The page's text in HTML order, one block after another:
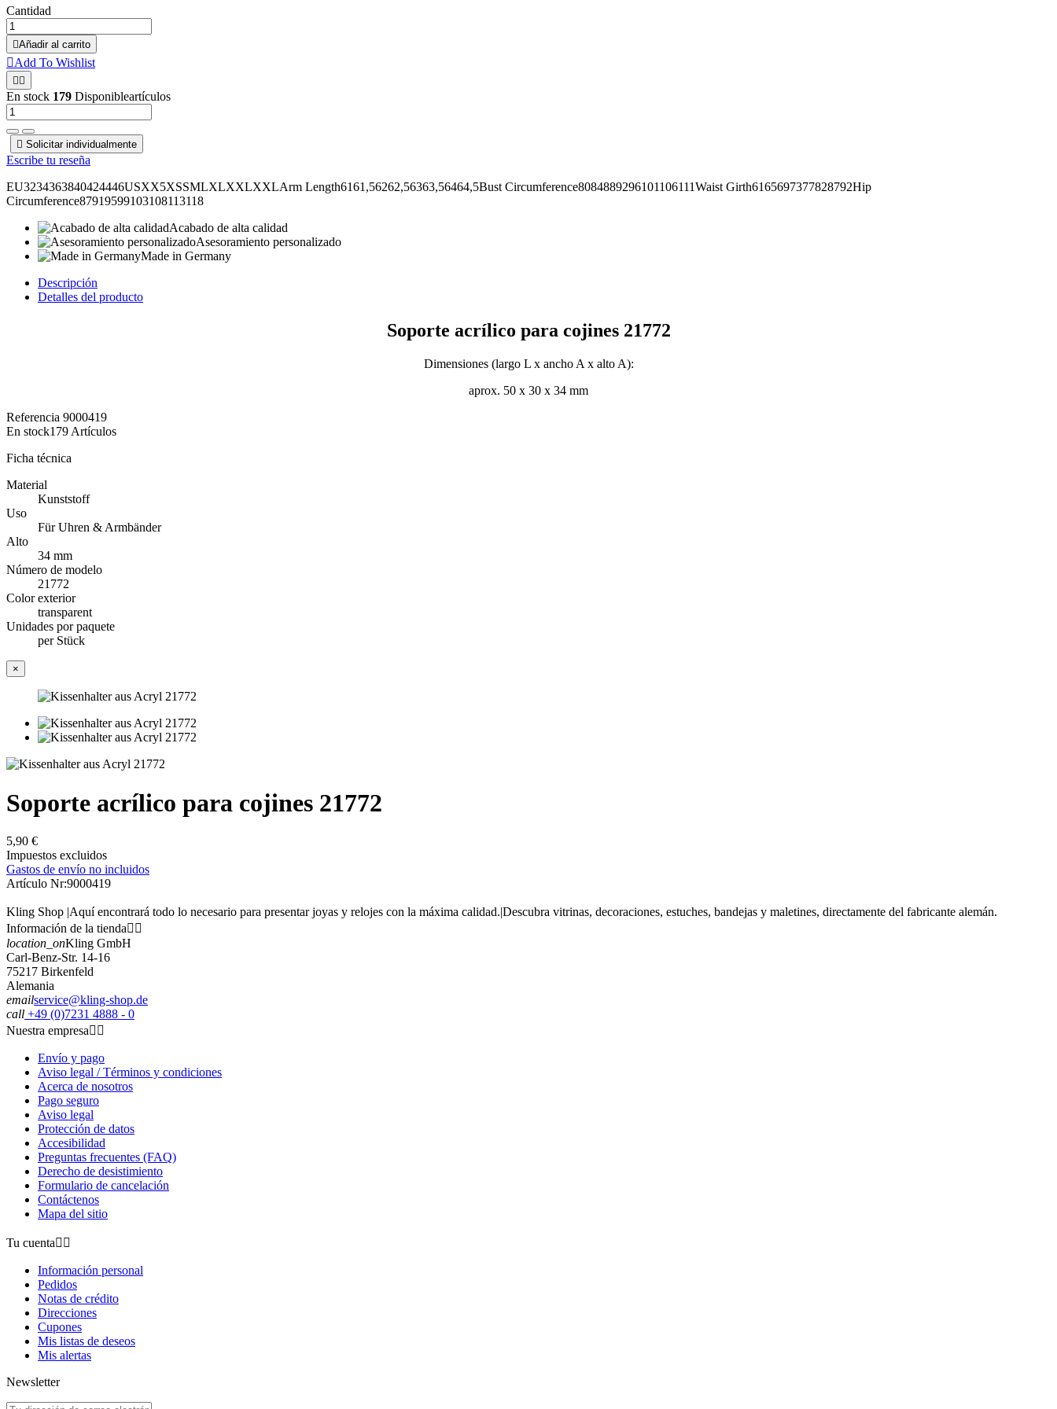
Cantidad
Añadir al carrito
Add To Wishlist
 
En stock 179 Disponibleartículos
 Solicitar individualmente
Escribe tu reseña
EU3234363840424446USXX5XSSMLXLXXLXXLArm Length6161,56262,56363,56464,5Bust Circumference8084889296101106111Waist Girth6165697377828792Hip
Circumference87919599103108113118
Acabado de alta calidad
Asesoramiento personalizado
Made in Germany
Descripción
Detalles del producto
Soporte acrílico para cojines 21772
Dimensiones (largo L x ancho A x alto A):
aprox. 50 x 30 x 34 mm
Referencia 9000419
En stock179 Artículos
Ficha técnica
Material
Kunststoff
Uso
Für Uhren & Armbänder
Alto
34 mm
Número de modelo
21772
Color exterior
transparent
Unidades por paquete
per Stück
×
Soporte acrílico para cojines 21772
5,90 €
Impuestos excluidos
Gastos de envío no incluidos
Artículo Nr:9000419
Kling Shop |Aquí encontrará todo lo necesario para presentar joyas y relojes con la máxima calidad.|Descubra vitrinas, decoraciones, estuches, bandejas y maletines, directamente del fabricante alemán.
Información de la tienda 
location_onKling GmbH
Carl-Benz-Str. 14-16
75217 Birkenfeld
Alemania
emailservice@kling-shop.de
call +49 (0)7231 4888 - 0
Nuestra empresa 
Envío y pago
Aviso legal / Términos y condiciones
Acerca de nosotros
Pago seguro
Aviso legal
Protección de datos
Accesibilidad
Preguntas frecuentes (FAQ)
Derecho de desistimiento
Formulario de cancelación
Contáctenos
Mapa del sitio
Tu cuenta 
Información personal
Pedidos
Notas de crédito
Direcciones
Cupones
Mis listas de deseos
Mis alertas
Newsletter